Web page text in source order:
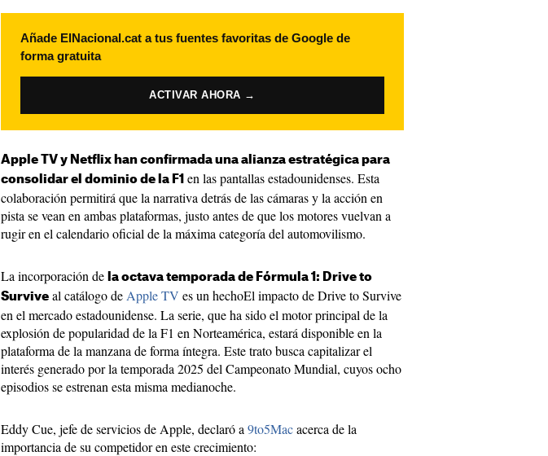
Añade ElNacional.cat a tus fuentes favoritas de Google de
forma gratuita
ACTIVAR AHORA →
Apple TV y Netflix han confirmada una alianza estratégica para
consolidar el dominio de la F1 en las pantallas estadounidenses. Esta
colaboración permitirá que la narrativa detrás de las cámaras y la acción en
pista se vean en ambas plataformas, justo antes de que los motores vuelvan a
rugir en el calendario oficial de la máxima categoría del automovilismo.
La incorporación de la octava temporada de Fórmula 1: Drive to
Survive al catálogo de Apple TV es un hechoEl impacto de Drive to Survive
en el mercado estadounidense. La serie, que ha sido el motor principal de la
explosión de popularidad de la F1 en Norteamérica, estará disponible en la
plataforma de la manzana de forma íntegra. Este trato busca capitalizar el
interés generado por la temporada 2025 del Campeonato Mundial, cuyos ocho
episodios se estrenan esta misma medianoche.
Eddy Cue, jefe de servicios de Apple, declaró a 9to5Macacerca de la
importancia de su competidor en este crecimiento: